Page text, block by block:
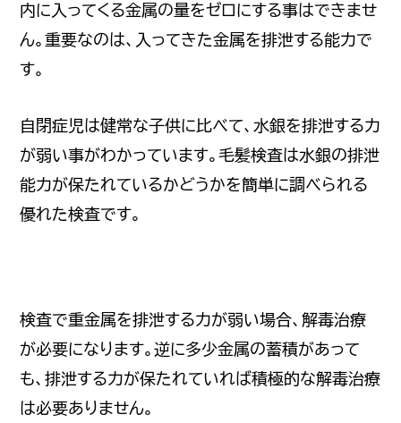
内に入ってくる金属の量をゼロにする事はできませ
ん。重要なのは、入ってきた金属を排泄する能力で
す。
自閉症児は健常な子供に比べて、水銀を排泄する力
が弱い事がわかっています。毛髪検査は水銀の排泄
能力が保たれているかどうかを簡単に調べられる
優れた検査です。
検査で重金属を排泄する力が弱い場合、解毒治療
が必要になります。逆に多少金属の蓄積があって
も、排泄する力が保たれていれば積極的な解毒治療
は必要ありません。